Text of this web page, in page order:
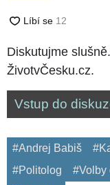
Diskutujme slušně.
ŽivotvČesku.cz.
Vstup do
#Andrej Babiš
#Politolog
#Volby